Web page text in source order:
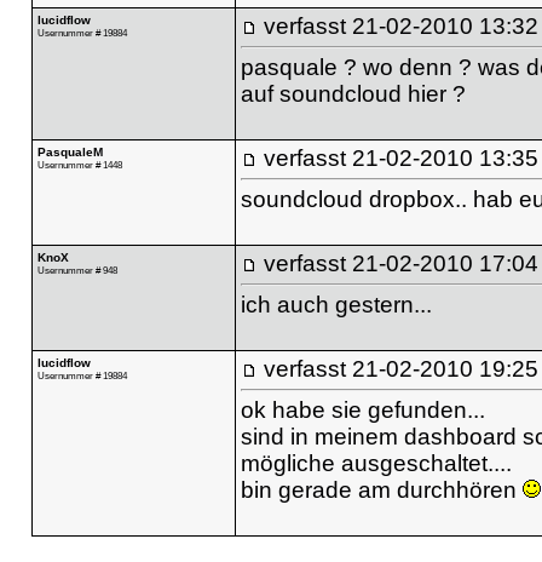
lucidflow
Usernummer # 19884 verfasst 21-02-2010 13:32
pasquale ? wo denn ? was
auf soundcloud hier ?
PasqualeM
Usernummer # 1448 verfasst 21-02-2010 13:35
soundcloud dropbox.. hab
KnoX
Usernummer # 948 verfasst 21-02-2010 17:04
ich auch gestern...
lucidflow
Usernummer # 19884 verfasst 21-02-2010 19:25
ok habe sie gefunden...
sind in meinem dashboard
mögliche ausgeschaltet....
bin gerade am durchhören